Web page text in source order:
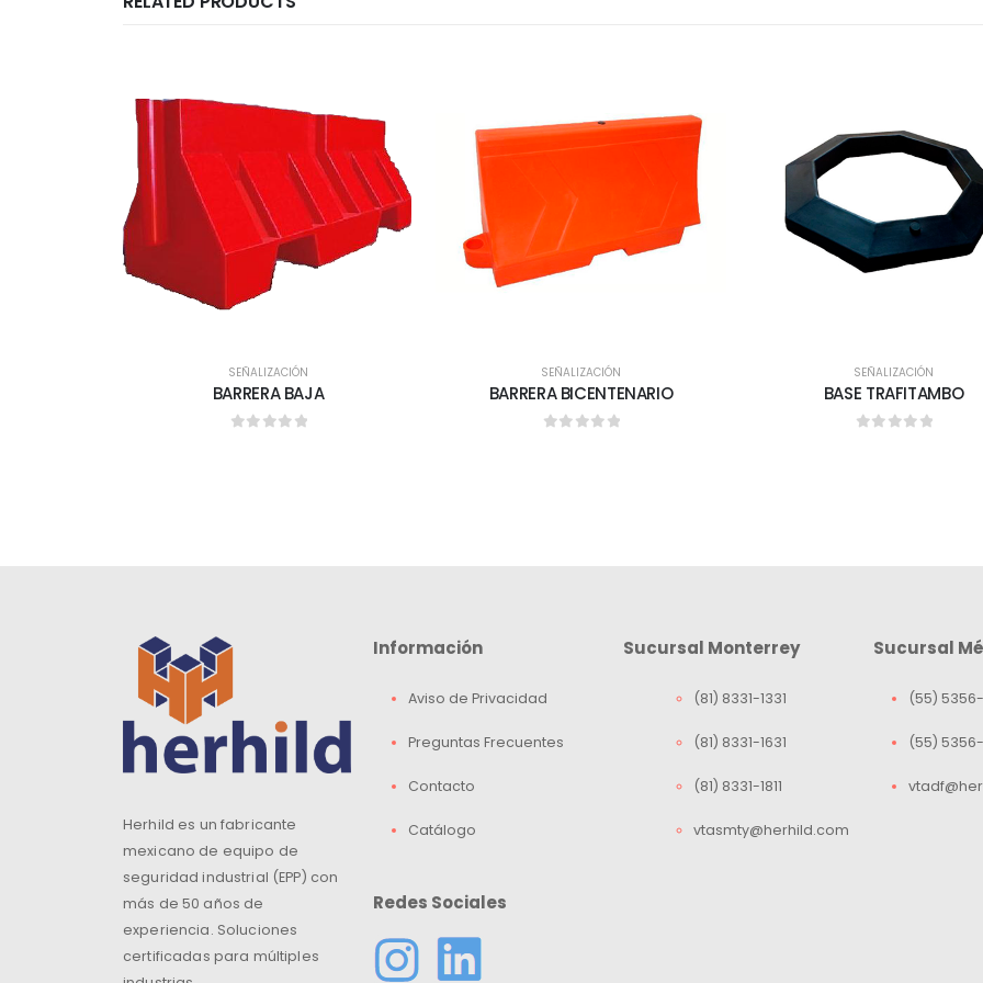
SEÑALIZACIÓN
BARRERA BAJA
SEÑALIZACIÓN
BARRERA BICENTENARIO
SEÑALIZACIÓN
BASE TRAFITAMBO
Herhild es un fabricante
mexicano de equipo de
seguridad industrial (EPP) con
más de 50 años de
experiencia. Soluciones
certificadas para múltiples
Información
Aviso de Privacidad
Preguntas Frecuentes
Contacto
Catálogo
Redes Sociales
Sucursal Monterrey
(81) 8331-1331
(81) 8331-1631
(81) 8331-1811
vtasmty@herhild.com
Sucursal
(55) 5356-
(55)